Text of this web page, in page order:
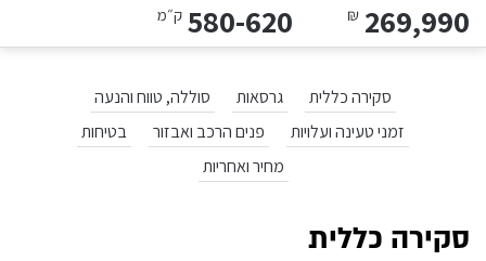
269,990
₪
580-620 ק״מ
סקירה כללית גרסאות
סוללה, טווח והנעה
זמני טעינה ועלויות
פנים הרכב ואבזור
בטיחות
מחיר ואחריות
סקירה כללית